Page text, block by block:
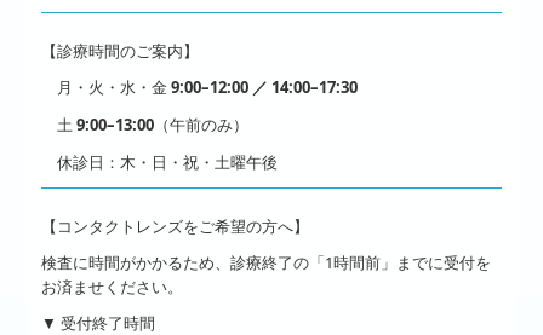
【診療時間のご案内】
月・火・水・金9:00–12:00 ／ 14:00–17:30
土9:00–13:00 （午前のみ）
休診日：木・日・祝・土曜午後
【コンタクトレンズをご希望の方へ】
検査に時間がかかるため、診療終了の「1時間前」までに受付を
お済ませください。
▼ 受付終了時間